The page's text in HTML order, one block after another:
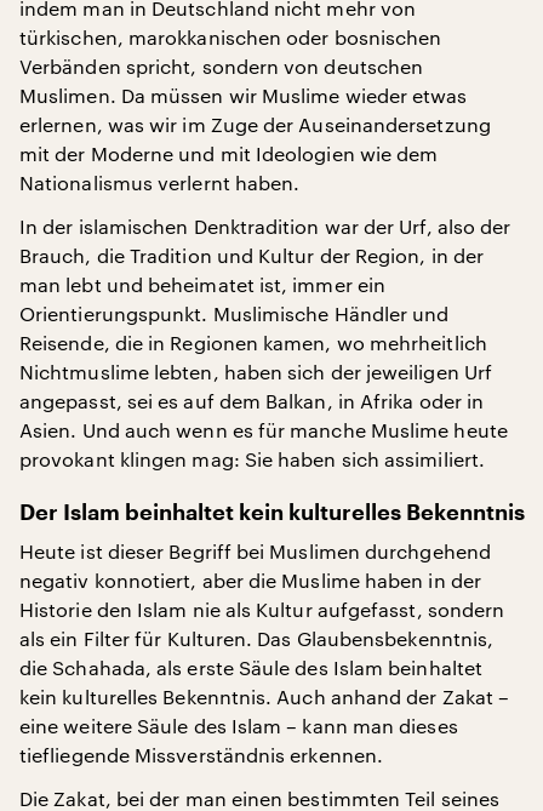
indem man in Deutschland nicht mehr von
türkischen, marokkanischen oder bosnischen
Verbänden spricht, sondern von deutschen
Muslimen. Da müssen wir Muslime wieder etwas
erlernen, was wir im Zuge der Auseinandersetzung
mit der Moderne und mit Ideologien wie dem
Nationalismus verlernt haben.
In der islamischen Denktradition war der Urf, also der
Brauch, die Tradition und Kultur der Region, in der
man lebt und beheimatet ist, immer ein
Orientierungspunkt. Muslimische Händler und
Reisende, die in Regionen kamen, wo mehrheitlich
Nichtmuslime lebten, haben sich der jeweiligen Urf
angepasst, sei es auf dem Balkan, in Afrika oder in
Asien. Und auch wenn es für manche Muslime heute
provokant klingen mag: Sie haben sich assimiliert.
Der Islam beinhaltet kein kulturelles Bekenntnis
Heute ist dieser Begriff bei Muslimen durchgehend
negativ konnotiert, aber die Muslime haben in der
Historie den Islam nie als Kultur aufgefasst, sondern
als ein Filter für Kulturen. Das Glaubensbekenntnis,
die Schahada, als erste Säule des Islam beinhaltet
kein kulturelles Bekenntnis. Auch anhand der Zakat –
eine weitere Säule des Islam – kann man dieses
tiefliegende Missverständnis erkennen.
Die Zakat, bei der man einen bestimmten Teil seines